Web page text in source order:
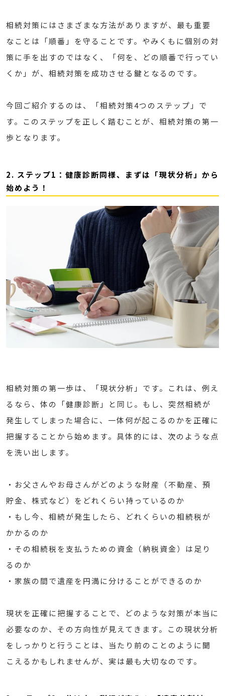
相続対策にはさまざまな方法がありますが、最も重要
なことは「順番」を守ることです。やみくもに個別の対
策に手を出すのではなく、「何を、どの順番で行ってい
くか」が、相続対策を成功させる鍵となるのです。
今回ご紹介するのは、「相続対策4つのステップ」で
す。このステップを正しく踏むことが、相続対策の第一
歩となります。
2. ステップ1：健康診断同様、まずは「現状分析」から
始めよう！
相続対策の第一歩は、「現状分析」です。これは、例え
るなら、体の「健康診断」と同じ。もし、突然相続が
発生してしまった場合に、一体何が起こるのかを正確に
把握することから始めます。具体的には、次のような点
を洗い出します。
・お父さんやお母さんがどのような財産（不動産、預
貯金、株式など）をどれくらい持っているのか
・もし今、相続が発生したら、どれくらいの相続税が
かかるのか
・その相続税を支払うための資金（納税資金）は足り
るのか
・家族の間で遺産を円満に分けることができるのか
現状を正確に把握することで、どのような対策が本当に
必要なのか、その方向性が見えてきます。この現状分析
をしっかりと行うことは、当たり前のことのように聞
こえるかもしれませんが、実は最も大切なのです。